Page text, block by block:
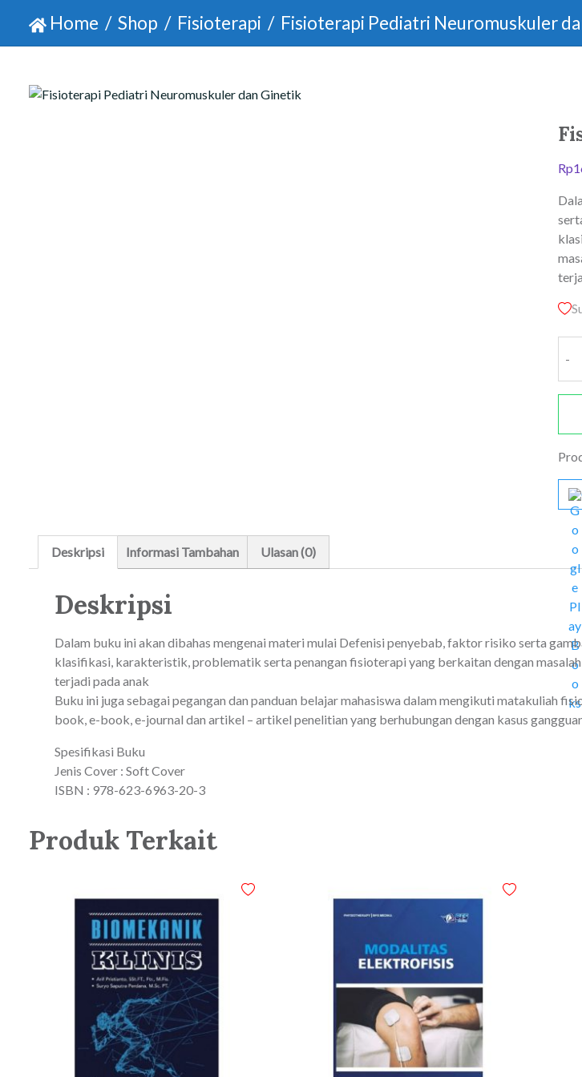
Home Shop Fisioterapi Fisioterapi Pediatri Neuromuskuler
Rp
Deskripsi Informasi Tambahan Ulasan (0)
Deskripsi
Dalam buku ini akan dibahas mengenai materi mulai Defenisi penyebab, faktor risiko serta
klasifikasi, karakteristik, problematik serta penangan fisioterapi yang berkaitan dengan
terjadi pada anak
Buku ini juga sebagai pegangan dan panduan belajar mahasiswa dalam mengikuti matakuliah
book, e-book, e-journal dan artikel – artikel penelitian yang berhubungan dengan kasus
Spesifikasi Buku
Jenis Cover : Soft Cover
ISBN : 978-623-6963-20-3
Produk Terkait